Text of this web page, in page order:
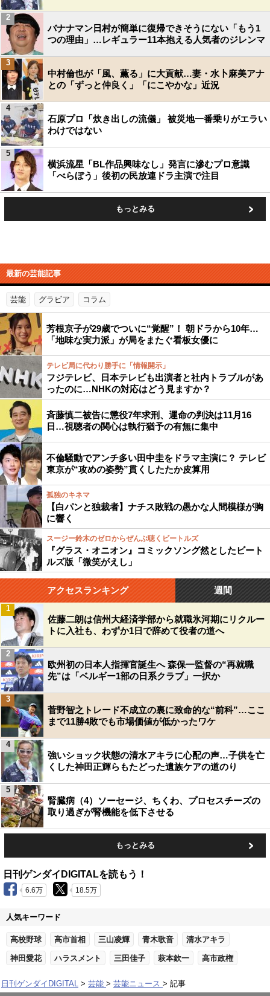
バナナマン日村が簡単に復帰できそうにない「もう1
つの理由」…レギュラー11本抱える人気者のジレンマ
2
中村倫也が「風、薫る」に大貢献…妻・水卜麻美アナ
との「ずっと仲良く」「にこやかな」近況
3
石原プロ「炊き出しの流儀」 被災地一番乗りがエラい
わけではない
4
横浜流星「BL作品興味なし」発言に滲むプロ意識
「べらぼう」後初の民放連ドラ主演で注目
5
もっとみる
最新の芸能記事
芸能 グラビア コラム
芳根京子が29歳でついに“覚醒”！ 朝ドラから10年…
「地味な実力派」が局をまたぐ看板女優に
テレビ局に代わり勝手に「情報開示」
フジテレビ、日本テレビも出演者と社内トラブルがあ
ったのに…NHKの対応はどう見ますか？
斉藤慎二被告に懲役7年求刑、運命の判決は11月16
日…視聴者の関心は執行猶予の有無に集中
不倫騒動でアンチ多い田中圭をドラマ主演に？ テレビ
東京が“攻めの姿勢”貫くしたたか皮算用
孤独のキネマ
【白パンと独裁者】ナチス敗戦の愚かな人間模様が胸
に響く
スージー鈴木のゼロからぜんぶ聴くビートルズ
『グラス・オニオン』コミックソング然としたビート
ルズ版「微笑がえし」
アクセスランキング 週間
佐藤二朗は信州大経済学部から就職氷河期にリクルー
トに入社も、わずか1日で辞めて役者の道へ
1
欧州初の日本人指揮官誕生へ 森保一監督の“再就職
先”は「ベルギー1部の日系クラブ」一択か
2
菅野智之トレード不成立の裏に致命的な“前科”…ここ
まで11勝4敗でも市場価値が低かったワケ
3
強いショック状態の清水アキラに心配の声…子供を亡
くした神田正輝らもたどった遺族ケアの道のり
4
腎臓病（4）ソーセージ、ちくわ、プロセスチーズの
取り過ぎが腎機能を低下させる
5
もっとみる
日刊ゲンダイDIGITALを読もう！
6.6万 18.5万
人気キーワード
高校野球 高市首相 三山凌輝 青木歌音 清水アキラ
神田愛花 ハラスメント 三田佳子 萩本欽一 高市政権
日刊ゲンダイDIGITAL 芸能 芸能ニュース 記事